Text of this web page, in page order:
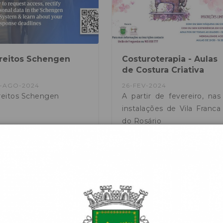
Schengen
AGO-2024
Schengen
Costuroterapia - Aulas
de Costura Criativa
26-FEV-2024
A partir de fevereiro, nas
instalações de Vila Franca
do Rosário